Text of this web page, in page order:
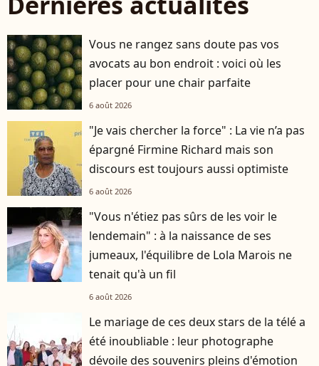
Vous ne rangez sans doute pas vos
avocats au bon endroit : voici où les
placer pour une chair parfaite
6 août 2026
"Je vais chercher la force" : La vie n’a pas
épargné Firmine Richard mais son
discours est toujours aussi optimiste
6 août 2026
"Vous n'étiez pas sûrs de les voir le
lendemain" : à la naissance de ses
jumeaux, l'équilibre de Lola Marois ne
tenait qu'à un fil
6 août 2026
Le mariage de ces deux stars de la télé a
été inoubliable : leur photographe
dévoile des souvenirs pleins d'émotion